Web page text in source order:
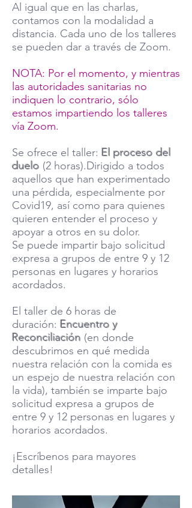
Al igual que en las charlas,
contamos con la modalidad a
distancia. Cada uno de los talleres
se pueden dar a través de Zoom.
NOTA: Por el momento, y mientras
las autoridades sanitarias no
indiquen lo contrario, sólo
estamos impartiendo los talleres
vía Zoom.
Se ofrece el taller: El proceso del
duelo (2 horas).Dirigido a todos
aquellos que han experimentado
una pérdida, especialmente por
Covid19, así como para quienes
quieren entender el proceso y
apoyar a otros en su dolor.
Se puede impartir bajo solicitud
expresa a grupos de entre 9 y 12
personas en lugares y horarios
acordados.
El taller de 6 horas de
duración: Encuentro y
Reconciliación (en donde
descubrimos en qué medida
nuestra relación con la comida es
un espejo de nuestra relación con
la vida), también se imparte bajo
solicitud expresa a grupos de
entre 9 y 12 personas en lugares y
horarios acordados.
¡Escríbenos para mayores
detalles!